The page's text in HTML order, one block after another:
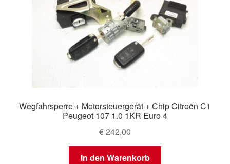
Weltweiter Versand
Wegfahrsperre + Motorsteuergerät + Chip Citroën C1
Peugeot 107 1.0 1KR Euro 4
€242,00
In den Warenkorb